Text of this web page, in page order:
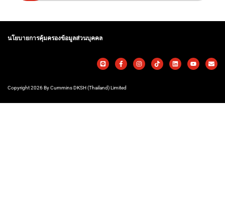
นโยบายการคุ้มครองข้อมูลส่วนบุคคล
Copyright 2026 By Cummins DKSH (Thailand) Limited